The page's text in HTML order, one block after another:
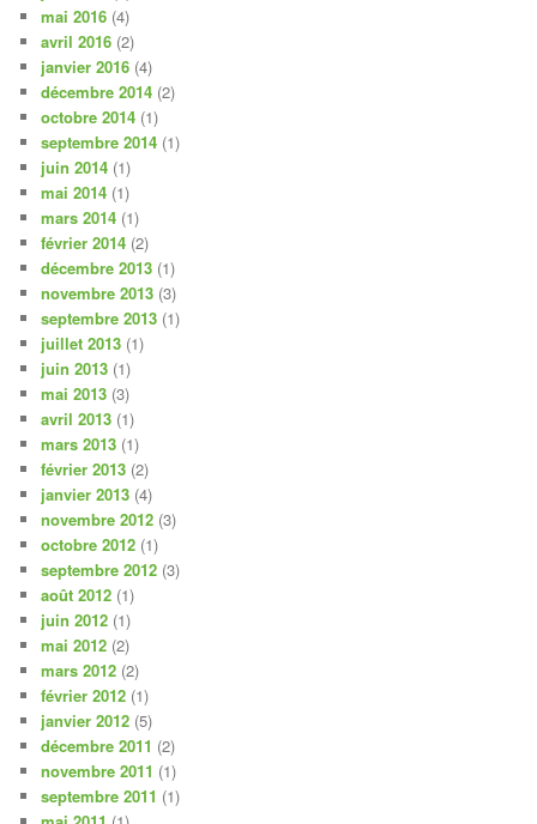
mai 2016 (4)
avril 2016 (2)
janvier 2016 (4)
décembre 2014 (2)
octobre 2014 (1)
septembre 2014 (1)
juin 2014 (1)
mai 2014 (1)
mars 2014 (1)
février 2014 (2)
décembre 2013 (1)
novembre 2013 (3)
septembre 2013 (1)
juillet 2013 (1)
juin 2013 (1)
mai 2013 (3)
avril 2013 (1)
mars 2013 (1)
février 2013 (2)
janvier 2013 (4)
novembre 2012 (3)
octobre 2012 (1)
septembre 2012 (3)
août 2012 (1)
juin 2012 (1)
mai 2012 (2)
mars 2012 (2)
février 2012 (1)
janvier 2012 (5)
décembre 2011 (2)
novembre 2011 (1)
septembre 2011 (1)